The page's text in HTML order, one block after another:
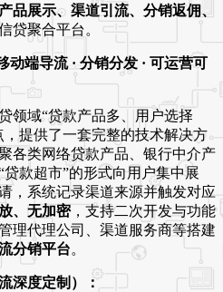
产品展示、渠道引流、分销返佣、
贷聚合平台。
动端导流 · 分销分发 · 可运营可
领域“贷款产品多、用户选择
提供了一套完整的技术解决方
各类网络贷款产品、银行中介产
款超市”的形式向用户集中展
，系统记录渠道来源并触发对应
、无加密，支持二次开发与功能
理代理公司、渠道服务商等搭建
分销平台。
深度定制）：